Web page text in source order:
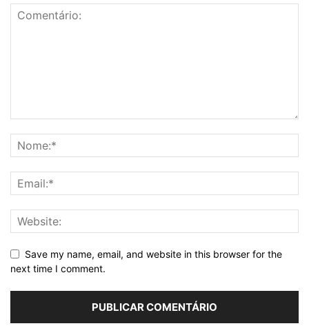
Save my name, email, and website in this browser for the
next time I comment.